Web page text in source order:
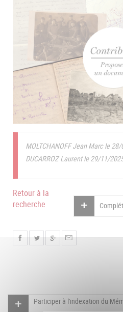
MOLTCHANOFF Jean Marc le
DUCARROZ Laurent le 29/11/
Retour à la
recherche
Participer à l'indexation du